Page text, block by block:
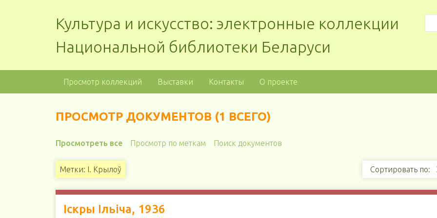
Культура и искусство: электронные коллекции
Национальной библиотеки Беларуси
Просмотр коллекций Выставки Контакты О проекте
ПРОСМОТР ДОКУМЕНТОВ (1 ВСЕГО)
Просмотреть все Просмотр по меткам Поиск документов
Метки: І. Крылоў Сортировать по:
Іскры Ільіча, 1936